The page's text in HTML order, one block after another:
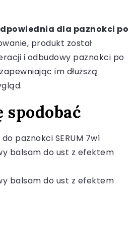
dla paznokci po
produkt został
i odbudowy paznokci po
im dłuższą
spodobać
paznokci SERUM 7w1
balsam do ust z efektem
balsam do ust z efektem